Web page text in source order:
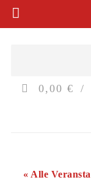
0,00 €
« Alle